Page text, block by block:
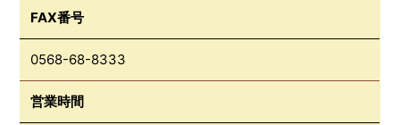
FAX番号
0568-68-8333
営業時間